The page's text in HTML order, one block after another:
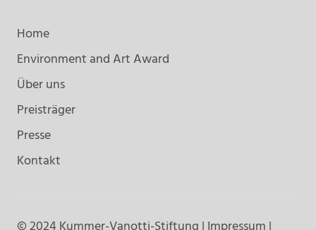
Home
Environment and Art Award
Über uns
Preisträger
Presse
Kontakt